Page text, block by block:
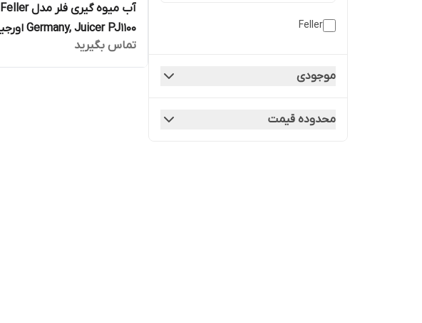
Feller
موجودی
محدوده قیمت
آب میوه گیری فلر مدل Feller
Germany, Juicer PJ1100 اورجینال
تماس بگیرید